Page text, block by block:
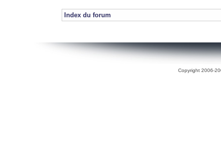
Index du forum
Copyright 2006-